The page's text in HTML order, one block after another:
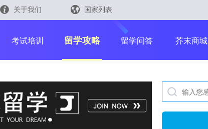
官方小程序
关于我们
国家列表
马来西亚
考试培训 留学攻略 留学问答 芥末商城